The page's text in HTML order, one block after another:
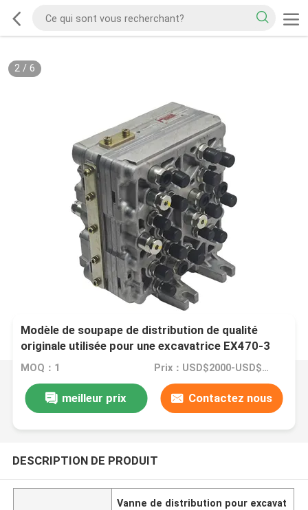
2/ 6
Modèle de soupape de distribution de qualité
originale utilisée pour une excavatrice EX470-3
470-5
MOQ：1 Prix：USD$2000-USD$2200
meilleur prix Contactez nous
DESCRIPTION DE PRODUIT
Vanne de distribution pour excavat